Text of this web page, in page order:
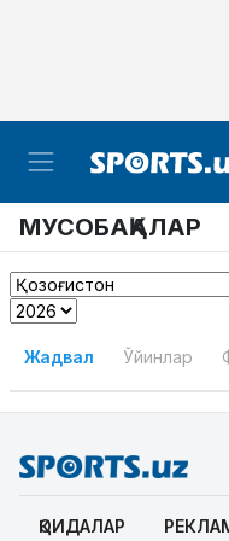
МУСОБАҚАЛАР
Жадвал Ўйинлар
ҚОИДАЛАР